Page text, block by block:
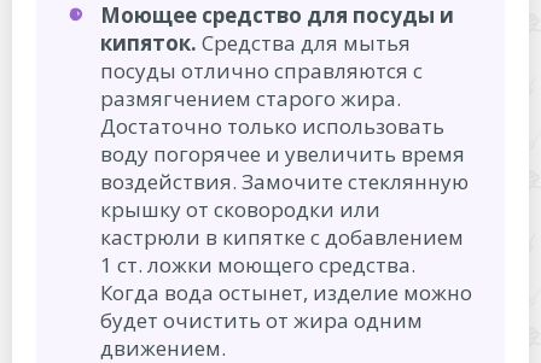
Моющее средство для посуды и
кипяток. Средства для мытья
посуды отлично справляются с
размягчением старого жира.
Достаточно только использовать
воду погорячее и увеличить время
воздействия. Замочите стеклянную
крышку от сковородки или
кастрюли в кипятке с добавлением
1 ст. ложки моющего средства.
Когда вода остынет, изделие можно
будет очистить от жира одним
движением.